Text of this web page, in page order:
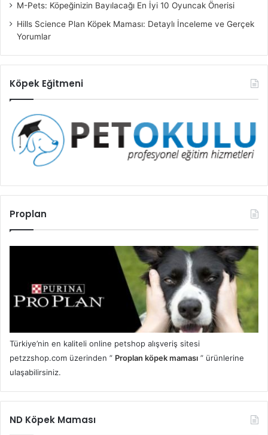
M-Pets: Köpeğinizin Bayılacağı En İyi 10 Oyuncak Önerisi
Hills Science Plan Köpek Maması: Detaylı İnceleme ve Gerçek
Yorumlar
Köpek Eğitmeni
Proplan
Türkiye’nin en kaliteli online petshop alışveriş sitesi
petzzshop.com üzerinden ” Proplan köpek maması ” ürünlerine
ulaşabilirsiniz.
ND Köpek Maması